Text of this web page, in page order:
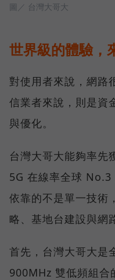
圖／ 台灣大哥大
世界級的體驗，
對使用者來說，網路
信業者來說，則是資
與優化。
台灣大哥大能夠率
5G 在線率全球 No.3
依靠的不是單一技術
略、基地台建設與網
首先，台灣大哥大是
900MHz 雙低頻組合